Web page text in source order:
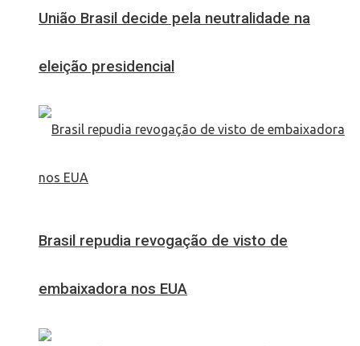
União Brasil decide pela neutralidade na
eleição presidencial
Brasil repudia revogação de visto de
embaixadora nos EUA